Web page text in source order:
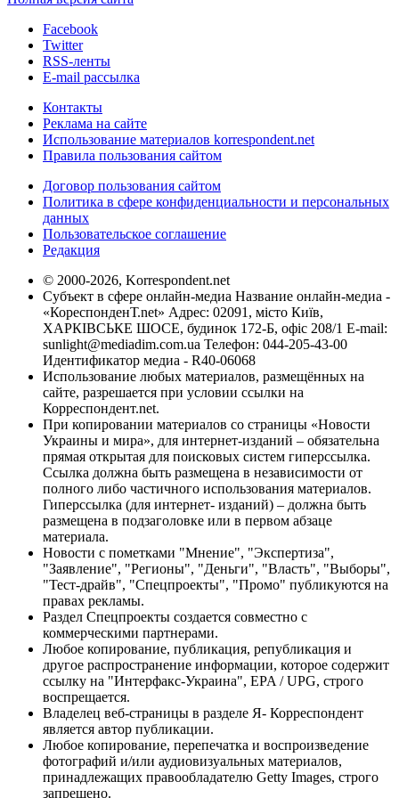
Facebook
Twitter
RSS-ленты
E-mail рассылка
Контакты
Реклама на сайте
Использование материалов korrespondent.net
Правила пользования сайтом
Договор пользования сайтом
Политика в сфере конфиденциальности и персональных
данных
Пользовательское соглашение
Редакция
© 2000-2026, Korrespondent.net
Субъект в сфере онлайн-медиа Название онлайн-медиа -
«КореспонденТ.net» Адрес: 02091, місто Київ,
ХАРКІВСЬКЕ ШОСЕ, будинок 172-Б, офіс 208/1 E-mail:
sunlight@mediadim.com.ua Телефон: 044-205-43-00
Идентификатор медиа - R40-06068
Использование любых материалов, размещённых на
сайте, разрешается при условии ссылки на
Корреспондент.net.
При копировании материалов со страницы «Новости
Украины и мира», для интернет-изданий – обязательна
прямая открытая для поисковых систем гиперссылка.
Ссылка должна быть размещена в независимости от
полного либо частичного использования материалов.
Гиперссылка (для интернет- изданий) – должна быть
размещена в подзаголовке или в первом абзаце
материала.
Новости с пометками "Мнение", "Экспертиза",
"Заявление", "Регионы", "Деньги", "Власть", "Выборы",
"Тест-драйв", "Спецпроекты", "Промо" публикуются на
правах рекламы.
Раздел Спецпроекты создается совместно с
коммерческими партнерами.
Любое копирование, публикация, републикация и
другое распространение информации, которое содержит
ссылку на "Интерфакс-Украина", EPA / UPG, строго
воспрещается.
Владелец веб-страницы в разделе Я- Корреспондент
является автор публикации.
Любое копирование, перепечатка и воспроизведение
фотографий и/или аудиовизуальных материалов,
принадлежащих правообладателю Getty Images, строго
запрещено.